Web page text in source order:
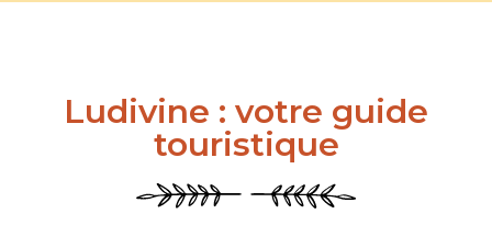
Ludivine : votre guide
touristique